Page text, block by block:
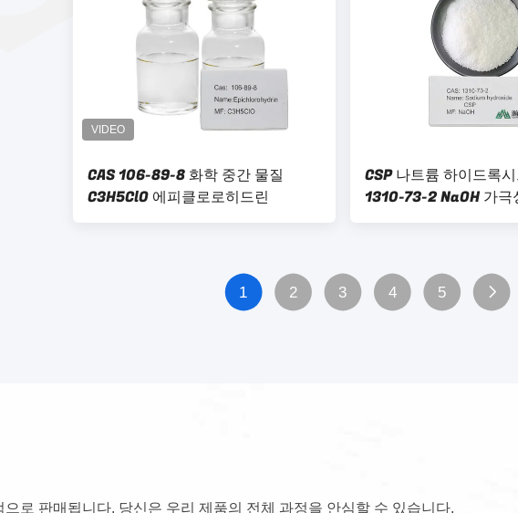
CAS 106-89-8 화학 중간 물질
C3H5ClO 에피클로로히드린
CSP 나트륨 하이드록
1310-73-2 NaOH 가극
1 2 3 4 5
로 판매됩니다. 당신은 우리 제품의 전체 과정을 안심할 수 있습니다.